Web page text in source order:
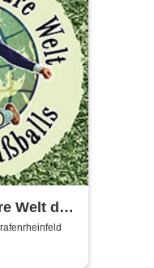
Welt des
ist